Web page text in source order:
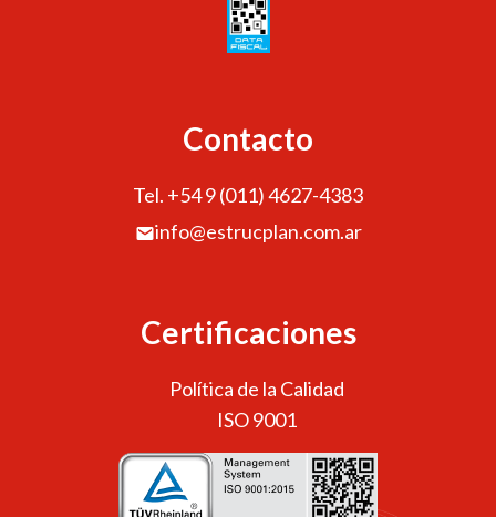
Contacto
Tel. +54 9 (011) 4627-4383
info@estrucplan.com.ar
Certificaciones
Política de la Calidad
ISO 9001